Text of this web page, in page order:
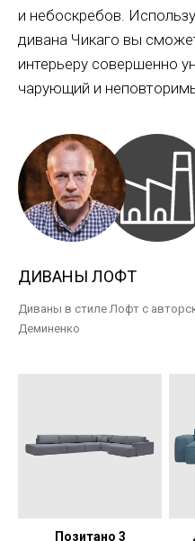
и небоскребов.
дивана Чикаго вы
интерьеру совершенно
чарующий и
ДИВАНЫ ЛОФТ
Диваны в стиле Лофт с
Деминенко
Позитано 3